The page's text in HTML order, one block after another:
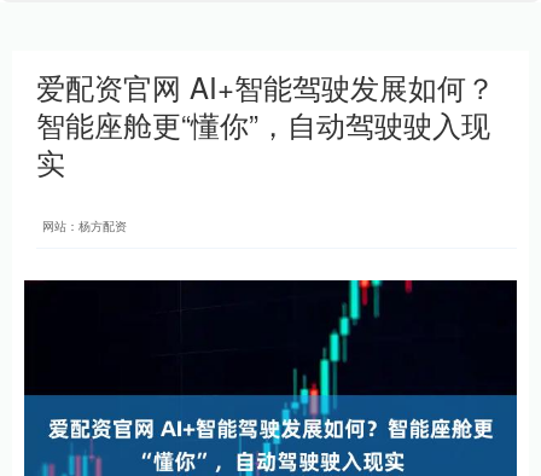
爱配资官网 AI+智能驾驶发展如何？
智能座舱更“懂你”，自动驾驶驶入现
实
网站：杨方配资